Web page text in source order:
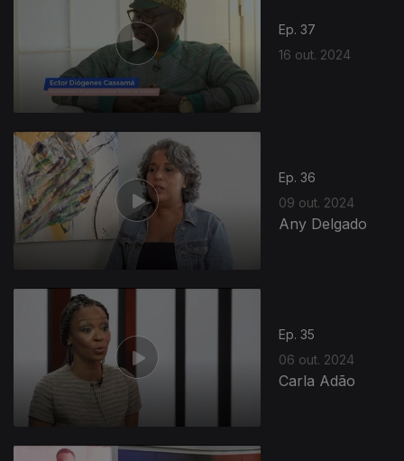
Ep. 37
16 out. 2024
Ep. 36
09 out. 2024
Any Delgado
Ep. 35
06 out. 2024
Carla Adão